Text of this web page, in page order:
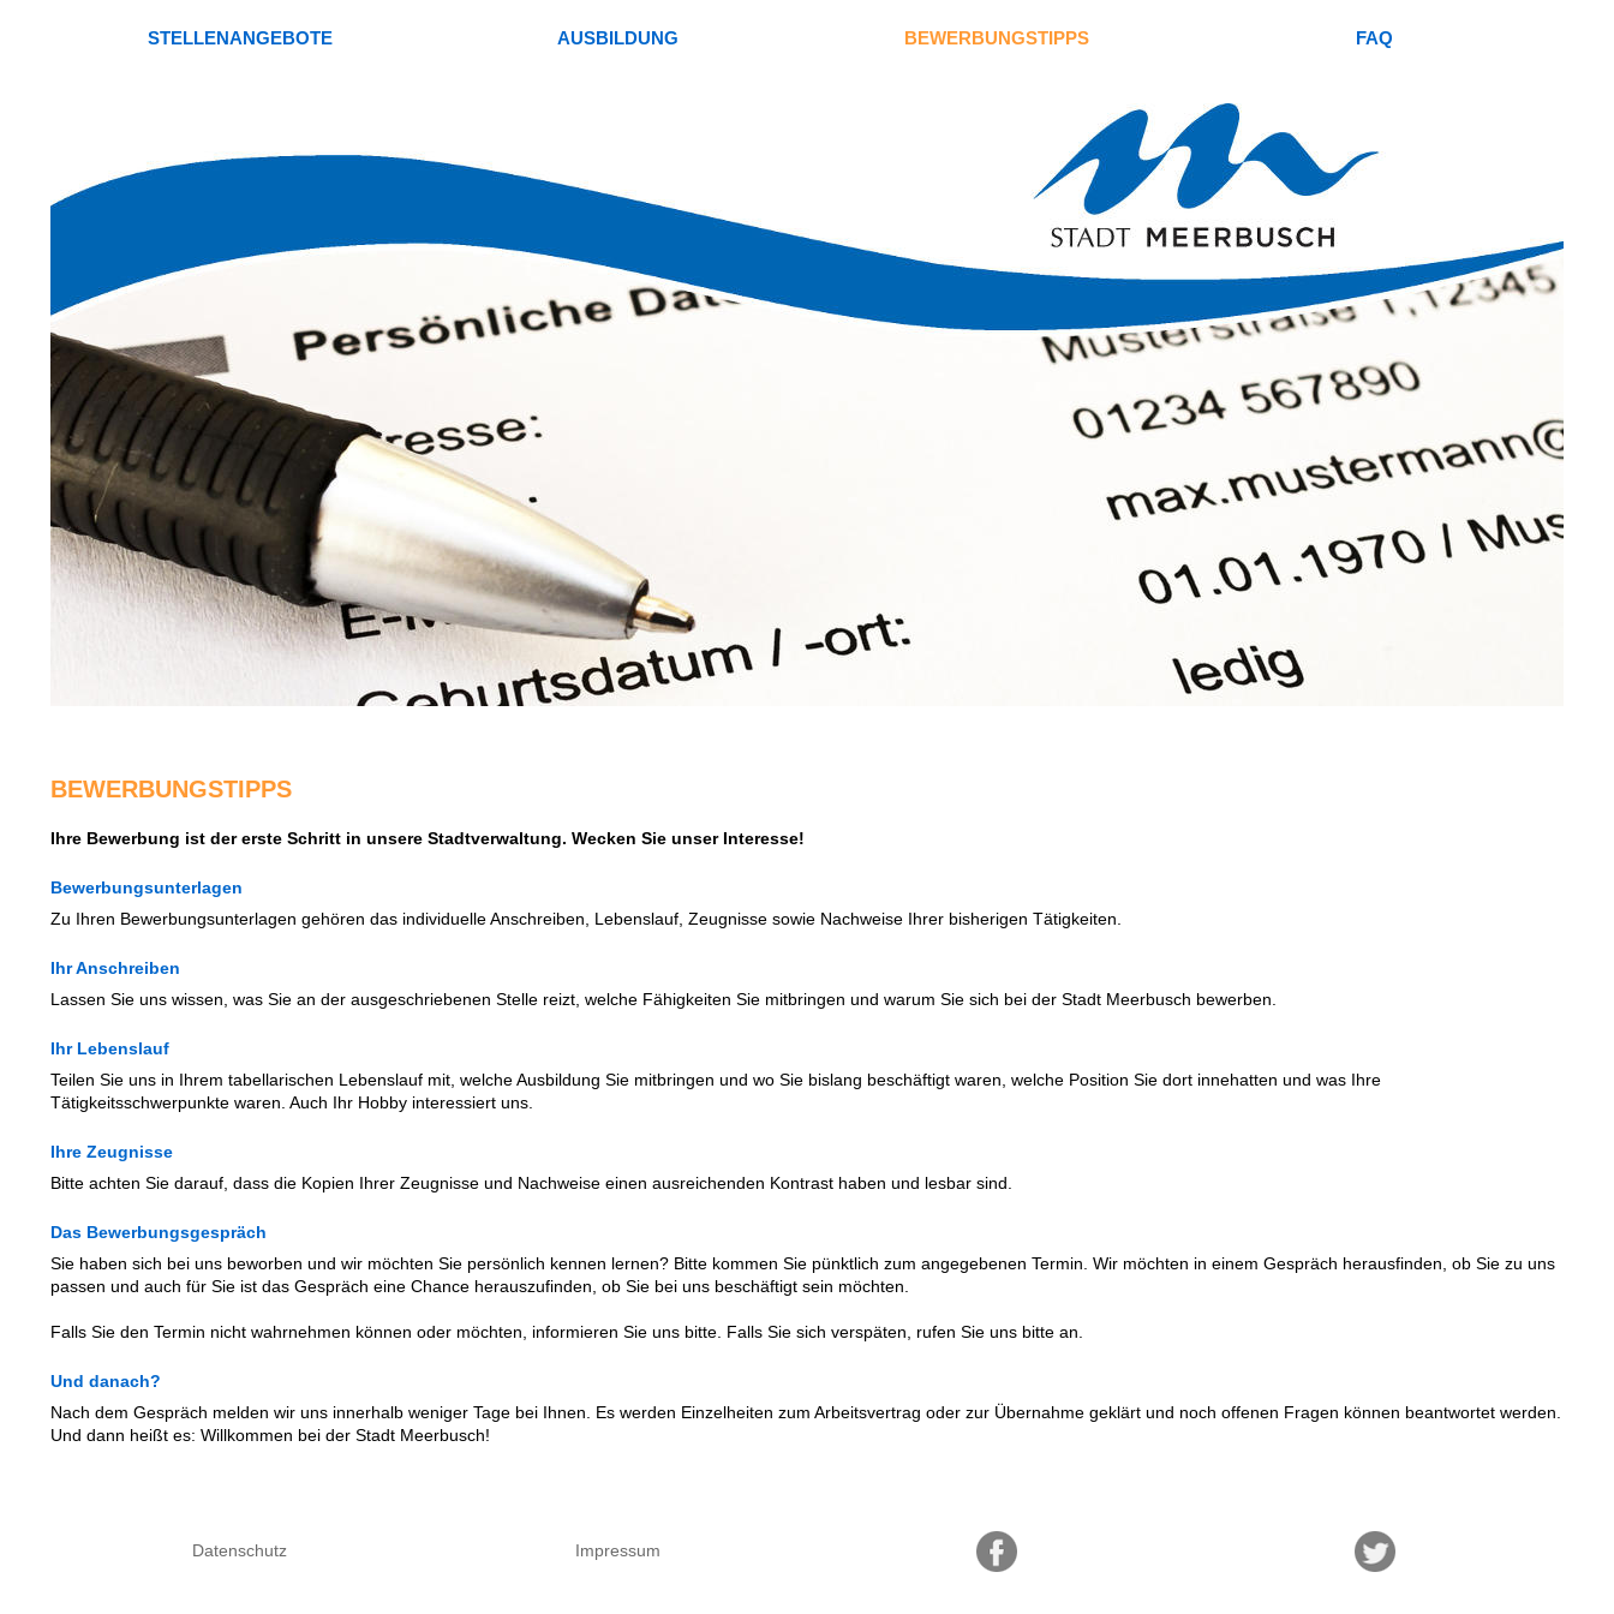
STELLENANGEBOTE AUSBILDUNG BEWERBUNGSTIPPS FAQ
BEWERBUNGSTIPPS
Ihre Bewerbung ist der erste Schritt in unsere Stadtverwaltung. Wecken Sie unser Interesse!
Bewerbungsunterlagen
Zu Ihren Bewerbungsunterlagen gehören das individuelle Anschreiben, Lebenslauf, Zeugnisse sowie Nachweise Ihrer bisherigen Tätigkeiten.
Ihr Anschreiben
Lassen Sie uns wissen, was Sie an der ausgeschriebenen Stelle reizt, welche Fähigkeiten Sie mitbringen und warum Sie sich bei der Stadt Meerbusch bewerben.
Ihr Lebenslauf
Teilen Sie uns in Ihrem tabellarischen Lebenslauf mit, welche Ausbildung Sie mitbringen und wo Sie bislang beschäftigt waren, welche Position Sie dort innehatten und was Ihre
Tätigkeitsschwerpunkte waren. Auch Ihr Hobby interessiert uns.
Ihre Zeugnisse
Bitte achten Sie darauf, dass die Kopien Ihrer Zeugnisse und Nachweise einen ausreichenden Kontrast haben und lesbar sind.
Das Bewerbungsgespräch
Sie haben sich bei uns beworben und wir möchten Sie persönlich kennen lernen? Bitte kommen Sie pünktlich zum angegebenen Termin. Wir möchten in einem Gespräch herausfinden, ob Sie zu uns
passen und auch für Sie ist das Gespräch eine Chance herauszufinden, ob Sie bei uns beschäftigt sein möchten.
Falls Sie den Termin nicht wahrnehmen können oder möchten, informieren Sie uns bitte. Falls Sie sich verspäten, rufen Sie uns bitte an.
Und danach?
Nach dem Gespräch melden wir uns innerhalb weniger Tage bei Ihnen. Es werden Einzelheiten zum Arbeitsvertrag oder zur Übernahme geklärt und noch offenen Fragen können beantwortet werden.
Und dann heißt es: Willkommen bei der Stadt Meerbusch!
Datenschutz Impressum